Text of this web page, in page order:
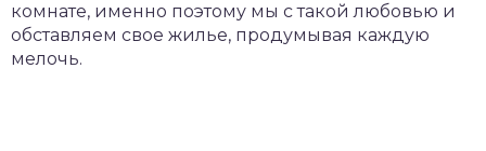
комнате, именно поэтому мы с такой любовью и
обставляем свое жилье, продумывая каждую
мелочь.